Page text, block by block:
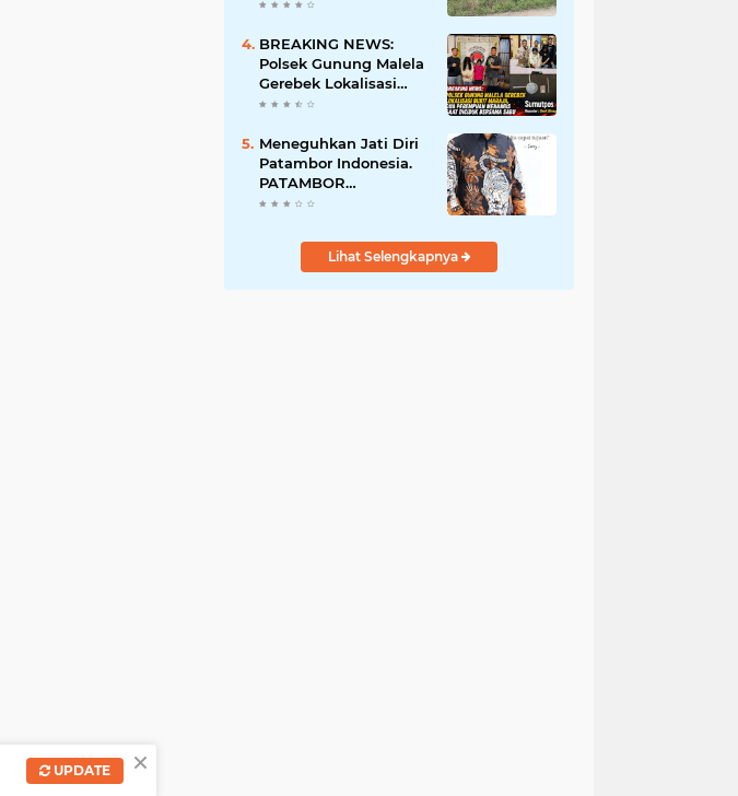
Diserobot PT Jatim
Jaya Perkasa
BREAKING NEWS:
Polsek Gunung Malela
Gerebek Lokalisasi
Bukit Maraja, Dua
Saat Diciduk Bersama
Sabu
Meneguhkan Jati Diri
Patambor Indonesia.
PATAMBOR
INDONESIA Akan
Jakarta.
Lihat Selengkapnya
×
UPDATE